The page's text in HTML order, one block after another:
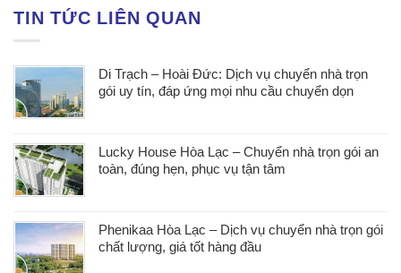
TIN TỨC LIÊN QUAN
Di Trạch – Hoài Đức: Dịch vụ chuyển nhà trọn
gói uy tín, đáp ứng mọi nhu cầu chuyển dọn
Lucky House Hòa Lạc – Chuyển nhà trọn gói an
toàn, đúng hẹn, phục vụ tận tâm
Phenikaa Hòa Lạc – Dịch vụ chuyển nhà trọn gói
chất lượng, giá tốt hàng đầu